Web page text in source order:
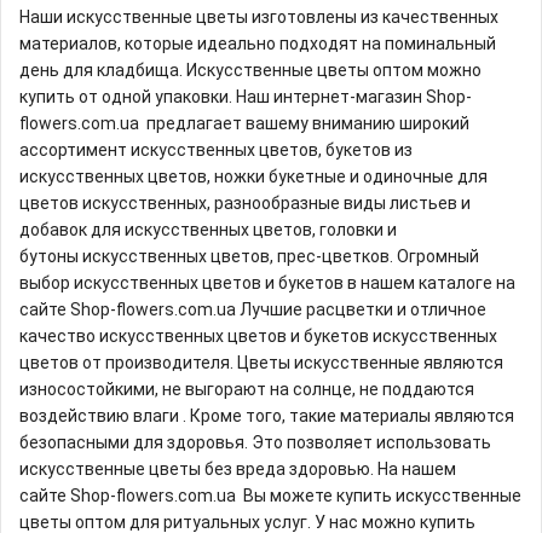
Наши искусственные цветы изготовлены из качественных
материалов, которые идеально подходят на поминальный
день для кладбища. Искусственные цветы оптом можно
купить от одной упаковки. Наш интернет-магазин Shop-
flowers.com.ua предлагает вашему вниманию широкий
ассортимент искусственных цветов, букетов из
искусственных цветов, ножки букетные и одиночные для
цветов искусственных, разнообразные виды листьев и
добавок для искусственных цветов, головки и
бутоны искусственных цветов, прес-цветков. Огромный
выбор искусственных цветов и букетов в нашем каталоге на
сайте Shop-flowers.com.ua Лучшие расцветки и отличное
качество искусственных цветов и букетов искусственных
цветов от производителя. Цветы искусственные являются
износостойкими, не выгорают на солнце, не поддаются
воздействию влаги . Кроме того, такие материалы являются
безопасными для здоровья. Это позволяет использовать
искусственные цветы без вреда здоровью. На нашем
сайте Shop-flowers.com.ua Вы можете купить искусственные
цветы оптом для ритуальных услуг. У нас можно купить